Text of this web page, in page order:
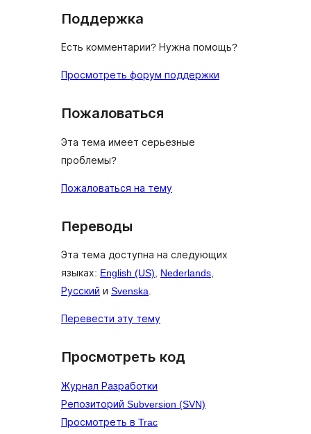
Поддержка
Есть комментарии? Нужна помощь?
Просмотреть форум поддержки
Пожаловаться
Эта тема имеет серьезные
проблемы?
Пожаловаться на тему
Переводы
Эта тема доступна на следующих
языках: English (US), Nederlands,
Русский и Svenska.
Перевести эту тему
Просмотреть код
Журнал Разработки
Репозиторий Subversion (SVN)
Просмотреть в Trac